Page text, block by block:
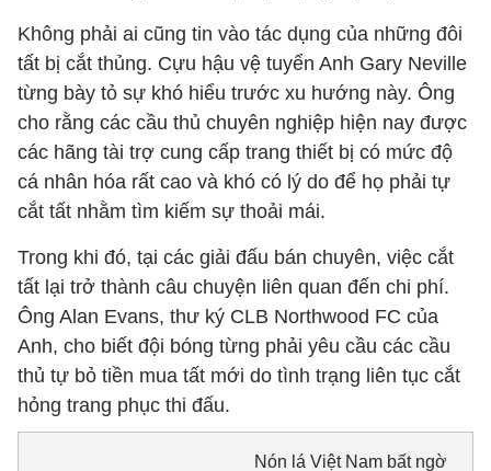
Không phải ai cũng tin vào tác dụng của những đôi
tất bị cắt thủng. Cựu hậu vệ tuyển Anh Gary Neville
từng bày tỏ sự khó hiểu trước xu hướng này. Ông
cho rằng các cầu thủ chuyên nghiệp hiện nay được
các hãng tài trợ cung cấp trang thiết bị có mức độ
cá nhân hóa rất cao và khó có lý do để họ phải tự
cắt tất nhằm tìm kiếm sự thoải mái.
Trong khi đó, tại các giải đấu bán chuyên, việc cắt
tất lại trở thành câu chuyện liên quan đến chi phí.
Ông Alan Evans, thư ký CLB Northwood FC của
Anh, cho biết đội bóng từng phải yêu cầu các cầu
thủ tự bỏ tiền mua tất mới do tình trạng liên tục cắt
hỏng trang phục thi đấu.
Nón lá Việt Nam bất ngờ